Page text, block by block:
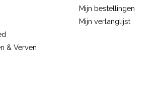
& Verven
Mijn bestellingen
Mijn verlanglijst